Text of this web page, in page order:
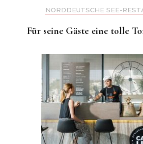
NORDDEUTSCHE SEE-
Für seine Gäste eine tolle